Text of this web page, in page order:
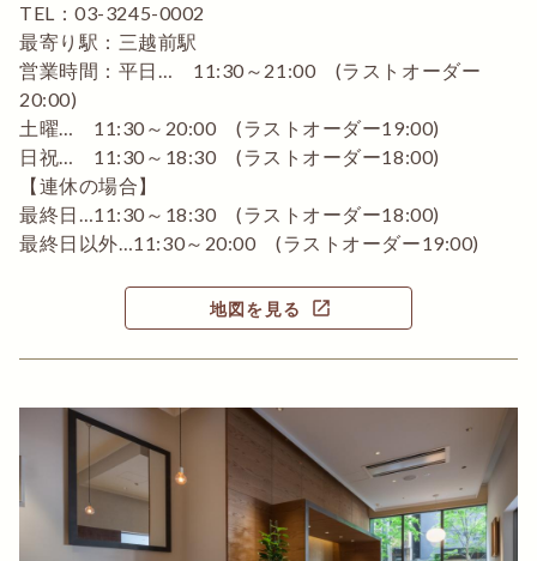
TEL：03-3245-0002
最寄り駅：三越前駅
営業時間：平日… 11:30～21:00 (ラストオーダー
20:00)
土曜… 11:30～20:00 (ラストオーダー19:00)
日祝… 11:30～18:30 (ラストオーダー18:00)
【連休の場合】
最終日…11:30～18:30 (ラストオーダー18:00)
最終日以外…11:30～20:00 (ラストオーダー19:00)
地図を見る open_in_new